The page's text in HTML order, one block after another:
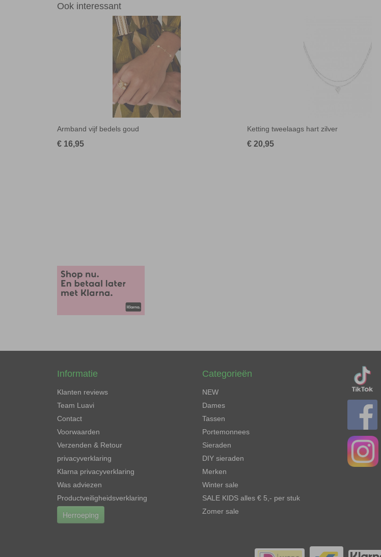
Ook interessant
Armband vijf bedels goud
€ 16,95
Ketting tweelaags hart zilver
€ 20,95
Informatie
Klanten reviews
Team Luavi
Contact
Voorwaarden
Verzenden & Retour
privacyverklaring
Klarna privacyverklaring
Was adviezen
Productveiligheidsverklaring
Herroeping
Categorieën
NEW
Dames
Tassen
Portemonnees
Sieraden
DIY sieraden
Merken
Winter sale
SALE KIDS alles € 5,- per stuk
Zomer sale